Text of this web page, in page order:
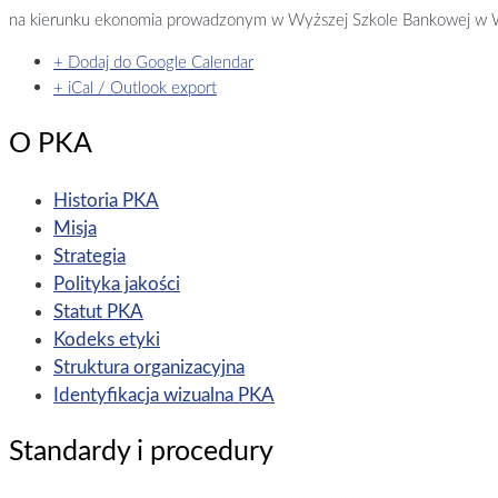
na kierunku ekonomia prowadzonym w Wyższej Szkole Bankowej w
+ Dodaj do Google Calendar
+ iCal / Outlook export
O PKA
Historia PKA
Misja
Strategia
Polityka jakości
Statut PKA
Kodeks etyki
Struktura organizacyjna
Identyfikacja wizualna PKA
Standardy i procedury